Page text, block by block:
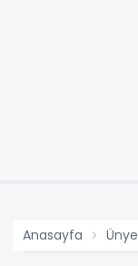
Anasayfa Ünye